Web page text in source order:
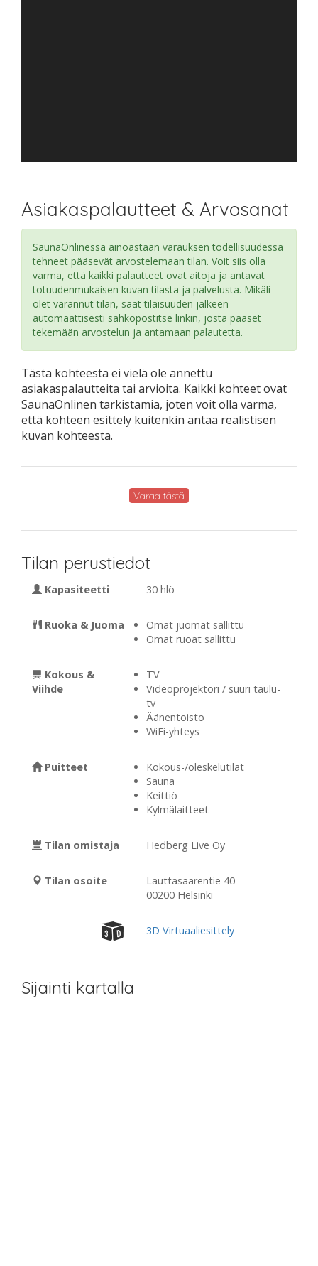
Asiakaspalautteet & Arvosanat
SaunaOnlinessa ainoastaan varauksen todellisuudessa
tehneet pääsevät arvostelemaan tilan. Voit siis olla
varma, että kaikki palautteet ovat aitoja ja antavat
totuudenmukaisen kuvan tilasta ja palvelusta. Mikäli
olet varannut tilan, saat tilaisuuden jälkeen
automaattisesti sähköpostitse linkin, josta pääset
tekemään arvostelun ja antamaan palautetta.
Tästä kohteesta ei vielä ole annettu
asiakaspalautteita tai arvioita. Kaikki kohteet ovat
SaunaOnlinen tarkistamia, joten voit olla varma,
että kohteen esittely kuitenkin antaa realistisen
kuvan kohteesta.
Varaa tästä
Tilan perustiedot
Kapasiteetti 30 hlö
Ruoka & Juoma
Omat juomat sallittu
Omat ruoat sallittu
Kokous &
Viihde
TV
Videoprojektori / suuri taulu-
tv
Äänentoisto
WiFi-yhteys
Puitteet
Kokous-/oleskelutilat
Sauna
Keittiö
Kylmälaitteet
Tilan omistaja Hedberg Live Oy
Tilan osoite
Lauttasaarentie 40
00200 Helsinki
3D Virtuaaliesittely
Sijainti kartalla